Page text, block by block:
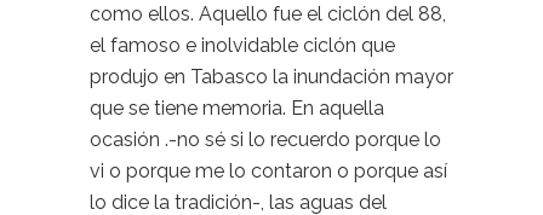
como ellos. Aquello fue el ciclón del 88,
el famoso e inolvidable ciclón que
produjo en Tabasco la inundación mayor
que se tiene memoria. En aquella
ocasión .-no sé si lo recuerdo porque lo
vi o porque me lo contaron o porque así
lo dice la tradición-, las aguas del